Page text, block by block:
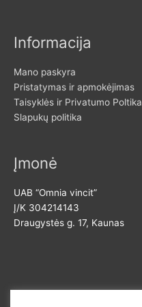
Informacija
Mano paskyra
Pristatymas ir apmokėjimas
Taisyklės ir Privatumo Poltika
Slapukų politika
Įmonė
UAB “Omnia vincit”
Į/K 304214143
Draugystės g. 17, Kaunas